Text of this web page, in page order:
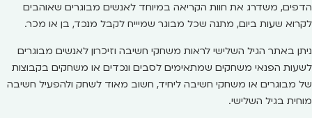
הדפים, משדרג את חוות הקריאה במיוחד לאנשים מבוגרים שאוהבים
לקרוא שעות ביום, מתנה שכל מבוגר שמיייח לקבל מנכד, בן או מכר.
ניתן באתר הגיל השלישי לראות משחקי חשיבה וזיכרון לאנשים מבוגרים
לשעות הפנאי משחקים שמתאימים לסבים ונכדים או משחקים בקבוצות
של מבוגרים או משחקי חשיבה ליחיד, חשוב מאוד לשחק ולהפעיל חשיבה
מוחית בגיל השלישי.